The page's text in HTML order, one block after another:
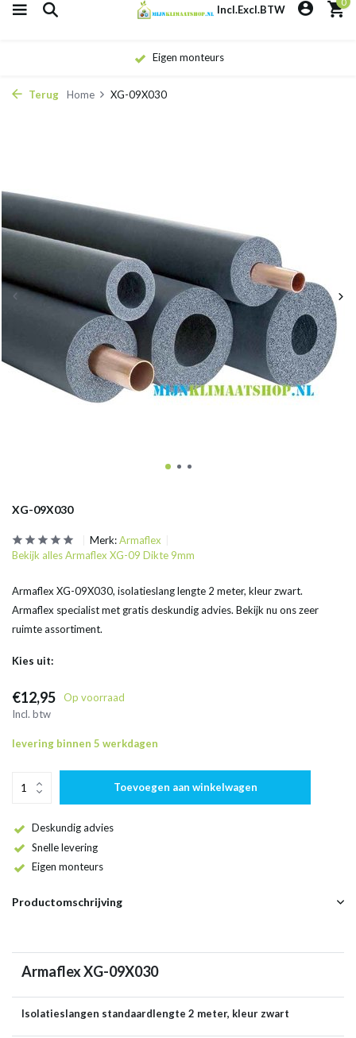
Incl.Excl.BTW
Eigen monteurs
Terug Home XG-09X030
XG-09X030
Merk:Armaflex
Bekijk alles Armaflex XG-09 Dikte 9mm
Armaflex XG-09X030, isolatieslang lengte 2 meter, kleur zwart.
Armaflex specialist met gratis deskundig advies. Bekijk nu ons zeer
ruimte assortiment.
Kies uit:
€12,95
Op voorraad
Incl. btw
levering binnen 5 werkdagen
Toevoegen aan winkelwagen
Deskundig advies
Snelle levering
Eigen monteurs
Productomschrijving
Armaflex XG-09X030
Isolatieslangen standaardlengte 2 meter, kleur zwart